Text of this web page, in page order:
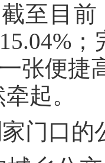
至目
张便
起。
门口